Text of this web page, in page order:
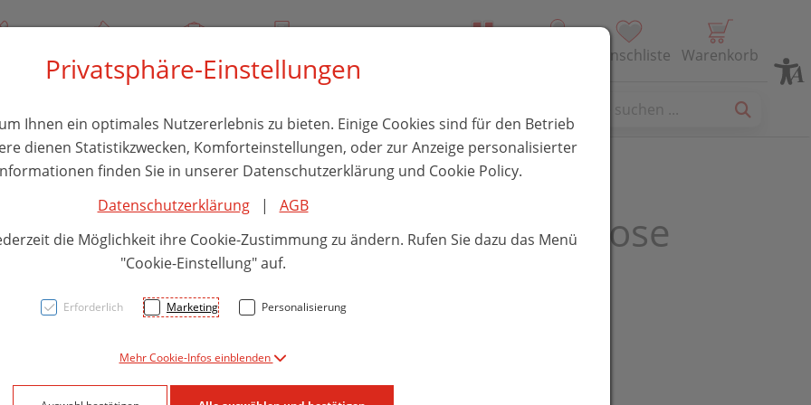
Über uns Rezept-Anfrage Service Wunschliste Warenkorb
NatuGena Galactose
Privatsphäre-Einstellungen
Ihnen ein optimales Nutzererlebnis zu bieten. Einige Cookies sind für den Betrieb
dienen Statistikzwecken, Komforteinstellungen, oder zur Anzeige personalisierter
finden Sie in unserer Datenschutzerklärung und Cookie Policy.
Datenschutzerklärung| AGB
die Möglichkeit ihre Cookie-Zustimmung zu ändern. Rufen Sie dazu das Menü
"Cookie-Einstellung" auf.
Erforderlich Marketing Personalisierung
Mehr Cookie-Infos einblenden